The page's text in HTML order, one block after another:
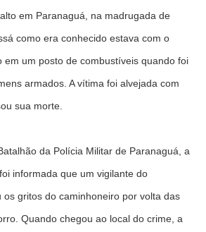
em Paranaguá, na madrugada de
como era conhecido estava com o
em um posto de combustíveis quando foi
armados. A vítima foi alvejada com
sua morte.
da Polícia Militar de Paranaguá, a
informada que um vigilante do
os gritos do caminhoneiro por volta das
Quando chegou ao local do crime, a